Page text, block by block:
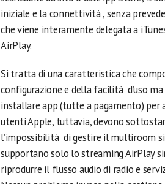
iniziale e la connettività , senza
che viene interamente delegata a
AirPlay.
Si tratta di una caratteristica che
configurazione e della facilità d’uso
installare app (tutte a pagamento) per
utenti Apple, tuttavia, devono
l’impossibilità di gestire il multiroom
supportano solo lo streaming AirPlay
riprodurre il flusso audio di radio e